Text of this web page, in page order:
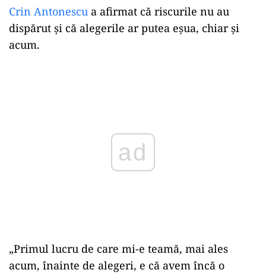
Crin Antonescu a afirmat că riscurile nu au
dispărut şi că alegerile ar putea eşua, chiar şi
acum.
„Primul lucru de care mi-e teamă, mai ales
acum, înainte de alegeri, e că avem încă o